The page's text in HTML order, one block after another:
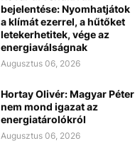
bejelentése: Nyomhatjátok
a klímát ezerrel, a hűtőket
letekerhetitek, vége az
energiaválságnak
Augusztus 06, 2026
Hortay Olivér: Magyar Péter
nem mond igazat az
energiatárolókról
Augusztus 06, 2026